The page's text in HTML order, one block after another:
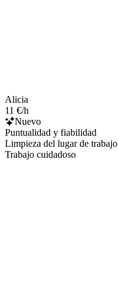
Alicia
11 €/h
Nuevo
Puntualidad y fiabilidad
Limpieza del lugar de trabajo
Trabajo cuidadoso